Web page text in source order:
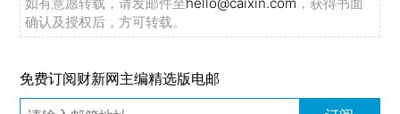
确认及授权后，方可转载。
免费订阅财新网主编精选版电邮